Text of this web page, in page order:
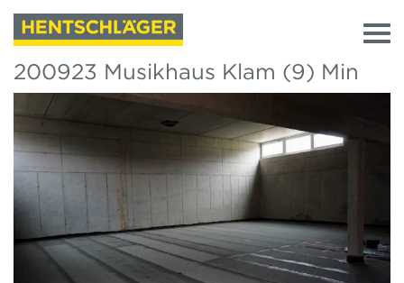
200923 Musikhaus Klam (9) Min